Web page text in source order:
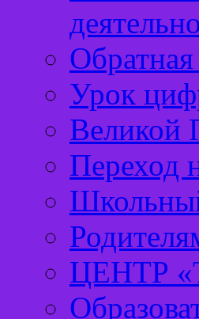
Обратная
Урок
Великой
ЦЕНТР